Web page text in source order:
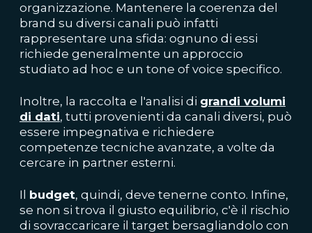
organizzazione. Mantenere la coerenza del
brand su diversi canali può infatti
rappresentare una sfida: ognuno di essi
richiede generalmente un approccio
studiato ad hoc e un tone of voice specifico.
Inoltre, la raccolta e l'analisi di grandi volumi
di dati, tutti provenienti da canali diversi, può
essere impegnativa e richiedere
competenze tecniche avanzate, a volte da
cercare in partner esterni.
Il budget, quindi, deve tenerne conto. Infine,
se non si trova il giusto equilibrio, c'è il rischio
di sovraccaricare il target bersagliandolo con